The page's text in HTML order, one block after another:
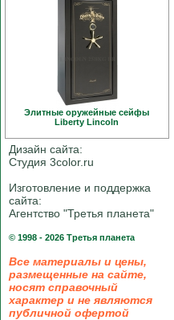
Элитные оружейные сейфы
Liberty Linсoln
Дизайн сайта:
Студия 3color.ru
Изготовление и поддержка
сайта:
Агентство "Третья планета"
© 1998 - 2026 Третья планета
Все материалы и цены,
размещенные на сайте,
носят справочный
характер и не являются
публичной офертой